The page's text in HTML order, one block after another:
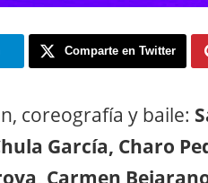
Comparte en Twitter
coreografía y baile:
García, Charo
Carmen